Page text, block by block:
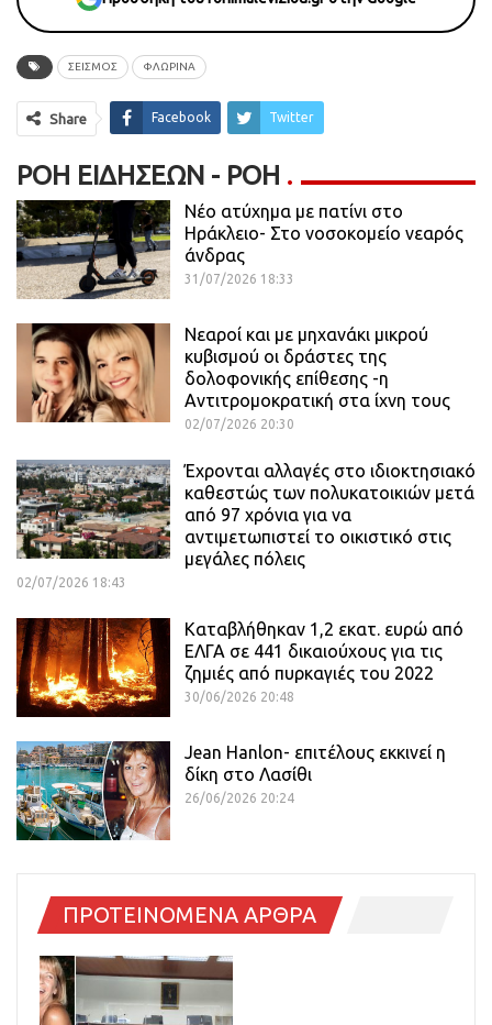
ΣΕΙΣΜΟΣ ΦΛΩΡΙΝΑ
Share Facebook Twitter
ΡΟΉ ΕΙΔΉΣΕΩΝ - ΡΟΗ
Νέο ατύχημα με πατίνι στο
Ηράκλειο- Στο νοσοκομείο νεαρός
άνδρας
31/07/2026 18:33
Νεαροί και με μηχανάκι μικρού
κυβισμού οι δράστες της
δολοφονικής επίθεσης -η
Αντιτρομοκρατική στα ίχνη τους
02/07/2026 20:30
Έχρονται αλλαγές στο ιδιοκτησιακό
καθεστώς των πολυκατοικιών μετά
από 97 χρόνια για να
αντιμετωπιστεί το οικιστικό στις
μεγάλες πόλεις
02/07/2026 18:43
Καταβλήθηκαν 1,2 εκατ. ευρώ από
ΕΛΓΑ σε 441 δικαιούχους για τις
ζημιές από πυρκαγιές του 2022
30/06/2026 20:48
Jean Hanlon- επιτέλους εκκινεί η
δίκη στο Λασίθι
26/06/2026 20:24
ΠΡΟΤΕΙΝΟΜΕΝΑ ΑΡΘΡΑ